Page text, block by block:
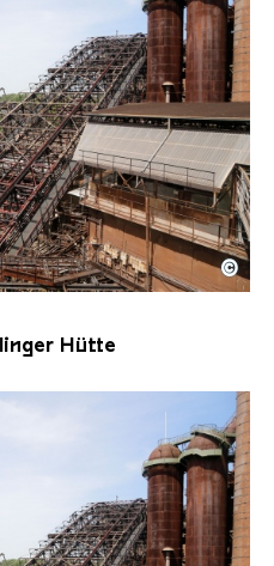
Völklinger Hütte mit
Völklinger Hütte | Karl
©
Hütte